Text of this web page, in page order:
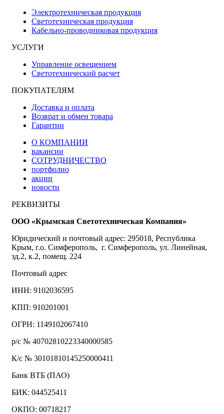
Электротехническая продукция
Светотехническая продукция
Кабельно-проводниковая продукция
УСЛУГИ
Управление освещением
Светотехнический расчет
ПОКУПАТЕЛЯМ
Доставка и оплата
Возврат и обмен товара
Гарантии
О КОМПАНИИ
вакансии
СОТРУДНИЧЕСТВО
портфолио
акции
новости
РЕКВИЗИТЫ
ООО «Крымская Светотехническая Компания»
Юридический и почтовый адрес: 295018, Республика
Крым, г.о. Симферополь, г. Симферополь, ул. Линейная,
зд.2, к.2, помещ. 224
Почтовый адрес
ИНН: 9102036595
КПП: 910201001
ОГРН: 1149102067410
р/с № 40702810223340000585
К/с № 30101810145250000411
Банк ВТБ (ПАО)
БИК: 044525411
ОКПО: 00718217